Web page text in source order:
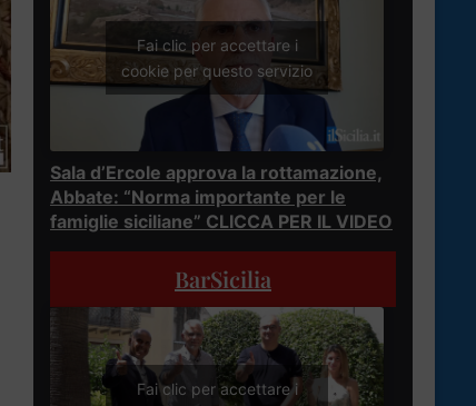
Fai clic per accettare i
cookie per questo servizio
Sala d’Ercole approva la rottamazione,
Abbate: “Norma importante per le
famiglie siciliane” CLICCA PER IL VIDEO
BarSicilia
Fai clic per accettare i